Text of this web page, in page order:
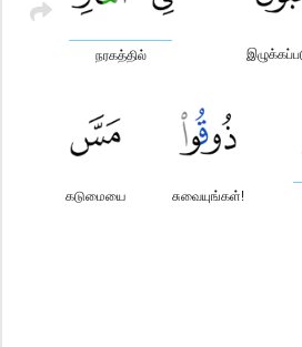
நரகத்தில்
சுவையுங்கள்!
கடுமையை